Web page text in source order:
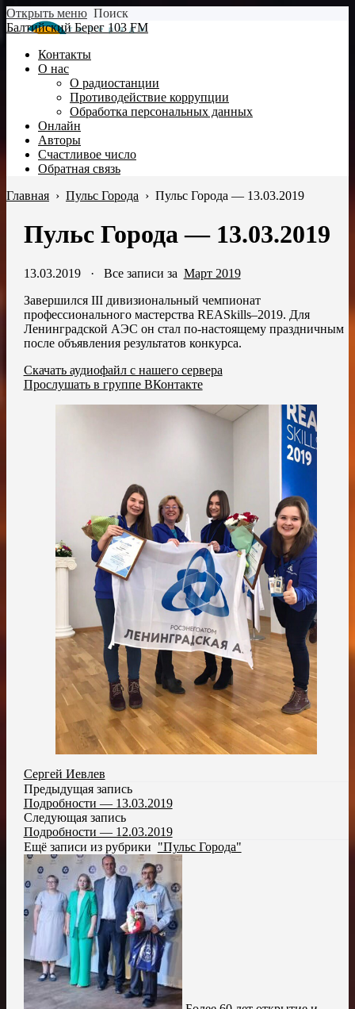
Открыть меню Поиск
Балтийский Берег 103 FM
Контакты
О нас
О радиостанции
Противодействие коррупции
Обработка персональных данных
Онлайн
Авторы
Счастливое число
Обратная связь
Главная › Пульс Города › Пульс Города — 13.03.2019
Пульс Города — 13.03.2019
13.03.2019· Все записи за Март 2019
Завершился III дивизиональный чемпионат
профессионального мастерства REASkills–2019. Для
Ленинградской АЭС он стал по-настоящему праздничным
после объявления результатов конкурса.
Скачать аудиофайл с нашего сервера
Прослушать в группе ВКонтакте
Сергей Иевлев
Предыдущая запись
Подробности — 13.03.2019
Следующая запись
Подробности — 12.03.2019
Ещё записи из рубрики "Пульс Города"